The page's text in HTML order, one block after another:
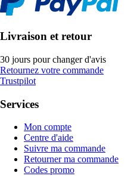
Livraison et retour
30 jours pour changer d'avis
Retournez votre commande
Trustpilot
Services
Mon compte
Centre d'aide
Suivre ma commande
Retourner ma commande
Codes promo